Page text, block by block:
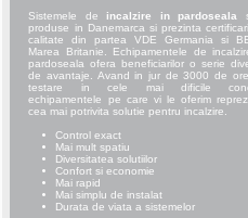
Sistemele de incalzire in pardoseala
produse in Danemarca si prezinta
calitate din partea VDE Germania si
Marea Britanie. Echipamentele de
pardoseala ofera beneficiarilor o serie
de avantaje. Avand in jur de 3000 de
testare in cele mai dificile
echipamentele pe care vi le oferim
cea mai potrivita solutie pentru incalzire.
Control exact
Mai mult spatiu
Diversitatea solutiilor
Confort si economie
Mai rapid
Mai simplu de instalat
Durata de viata a sistemelor